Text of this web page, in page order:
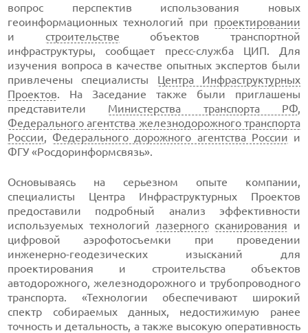
вопрос перспектив использования новых
геоинформационных технологий при проектировании
и строительстве объектов транспортной
инфраструктуры, сообщает пресс-служба ЦИП. Для
изучения вопроса в качестве опытных экспертов были
привлечены специалисты Центра Инфраструктурных
Проектов. На Заседание также были приглашены
представители Министерства транспорта РФ,
Федерального агентства железнодорожного транспорта
России, Федерального дорожного агентства России и
ФГУ «Росдоринформсвязь».
Основываясь на серьезном опыте компании,
специалисты Центра Инфраструктурных Проектов
предоставили подробный анализ эффективности
используемых технологий лазерного сканирования и
цифровой аэрофотосъемки при проведении
инженерно-геодезических изысканий для
проектирования и строительства объектов
автодорожного, железнодорожного и трубопроводного
транспорта. «Технологии обеспечивают широкий
спектр собираемых данных, недостижимую ранее
точность и детальность, а также высокую оперативность